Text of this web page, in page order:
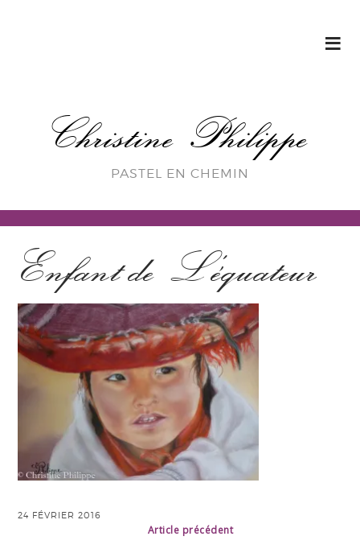
Christine Philippe
PASTEL EN CHEMIN
Enfant de L’équateur
24 FÉVRIER 2016
Article précédent